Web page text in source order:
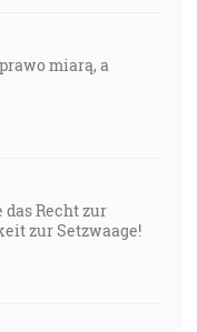
miarą, a
das Recht zur
zur Setzwaage!